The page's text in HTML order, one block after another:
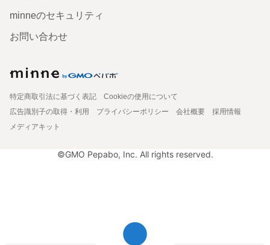
minneのセキュリティ
お問い合わせ
特定商取引法に基づく表記
Cookieの使用について
広告識別子の取得・利用
プライバシーポリシー 会社概要
採用情報
メディアキット
©GMO Pepabo, Inc. All rights reserved.